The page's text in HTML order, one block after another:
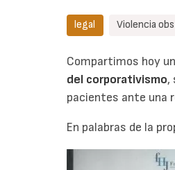
legal Violencia
Compartimos hoy
del corporativismo,
pacientes ante una
En palabras de la